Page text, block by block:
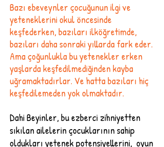
Bazı ebeveynler çocuğunun ilgi ve
yeteneklerini okul öncesinde
keşfederken, bazıları ilköğretimde,
bazıları daha sonraki yıllarda fark eder.
Ama çoğunlukla bu yetenekler erken
yaşlarda keşfedilmediğinden kayba
uğramaktadırlar. Ve hatta bazıları hiç
keşfedilemeden yok olmaktadır.
Dahi Beyinler, bu ezberci zihniyetten
sıkılan ailelerin çocuklarının sahip
oldukları yetenek potensiyellerini, oyun